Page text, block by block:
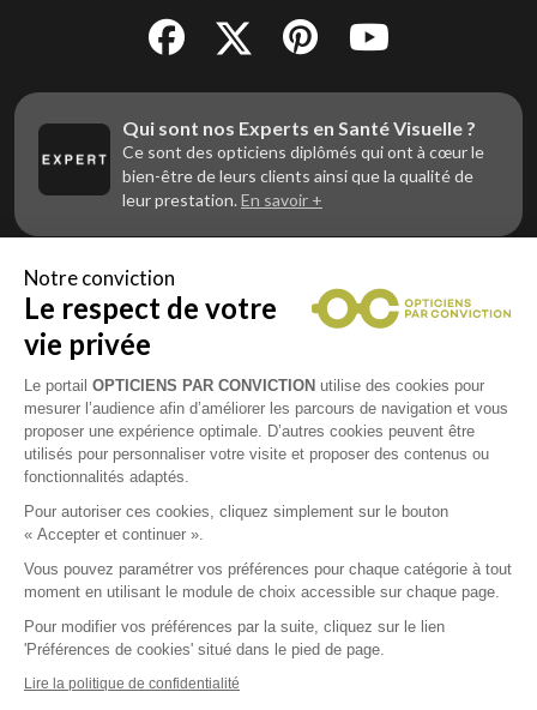
Qui sont nos Experts en Santé Visuelle ?
Ce sont des opticiens diplômés qui ont à cœur le
bien-être de leurs clients ainsi que la qualité de
leur prestation. En savoir +
Vous êtes un professionnel de la vue et
vous souhaitez nous rejoindre ?
Contactez Alliance Optic, la centrale d’achats et
d’accompagnement des opticiens indépendants
Contacts
Notre conviction
Le respect de votre
vie privée
Le portail OPTICIENS PAR CONVICTION utilise des cookies pour
mesurer l’audience afin d’améliorer les parcours de navigation et vous
proposer une expérience optimale. D’autres cookies peuvent être
utilisés pour personnaliser votre visite et proposer des contenus ou
fonctionnalités adaptés.
Pour autoriser ces cookies, cliquez simplement sur le bouton
« Accepter et continuer ».
Vous pouvez paramétrer vos préférences pour chaque catégorie à tout
moment en utilisant le module de choix accessible sur chaque page.
Pour modifier vos préférences par la suite, cliquez sur le lien
'Préférences de cookies' situé dans le pied de page.
Lire la politique de confidentialité